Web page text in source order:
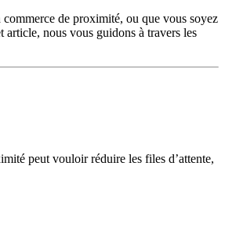
de proximité, ou que vous soyez
article, nous vous guidons à travers les
peut vouloir réduire les files d’attente,